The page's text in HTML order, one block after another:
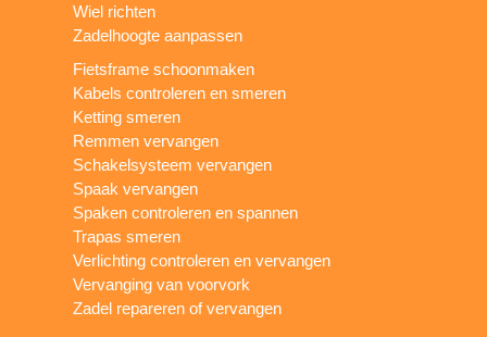
Wiel richten
Zadelhoogte aanpassen
Fietsframe schoonmaken
Kabels controleren en smeren
Ketting smeren
Remmen vervangen
Schakelsysteem vervangen
Spaak vervangen
Spaken controleren en spannen
Trapas smeren
Verlichting controleren en vervangen
Vervanging van voorvork
Zadel repareren of vervangen